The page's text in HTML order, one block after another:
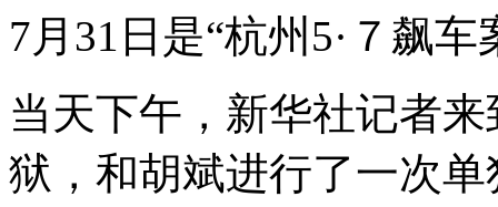
7月31日是“杭州5·７飙
当天下午，新华社记者
狱，和胡斌进行了一次